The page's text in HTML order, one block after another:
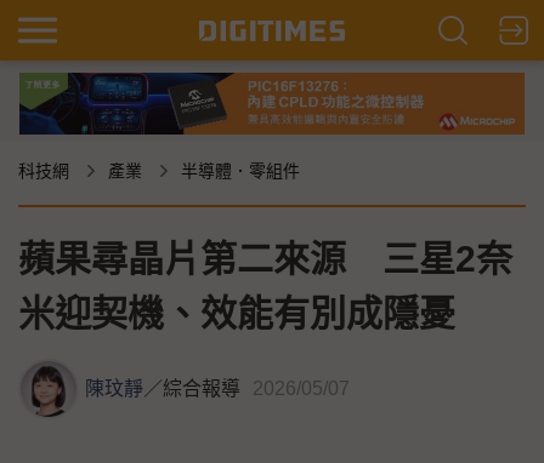
科技網 產業 半導體．零組件
蘋果尋晶片第二來源 三星2奈
米迎契機、效能有別成隱憂
陳玟靜／綜合報導 2026/05/07